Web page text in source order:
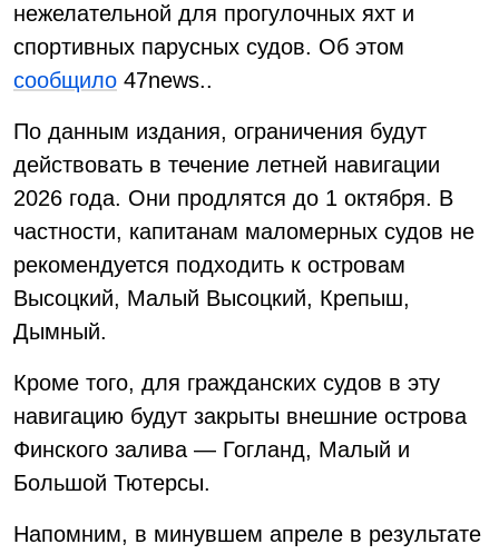
нежелательной для прогулочных яхт и
спортивных парусных судов. Об этом
сообщило 47news..
По данным издания, ограничения будут
действовать в течение летней навигации
2026 года. Они продлятся до 1 октября. В
частности, капитанам маломерных судов не
рекомендуется подходить к островам
Высоцкий, Малый Высоцкий, Крепыш,
Дымный.
Кроме того, для гражданских судов в эту
навигацию будут закрыты внешние острова
Финского залива — Гогланд, Малый и
Большой Тютерсы.
Напомним, в минувшем апреле в результате